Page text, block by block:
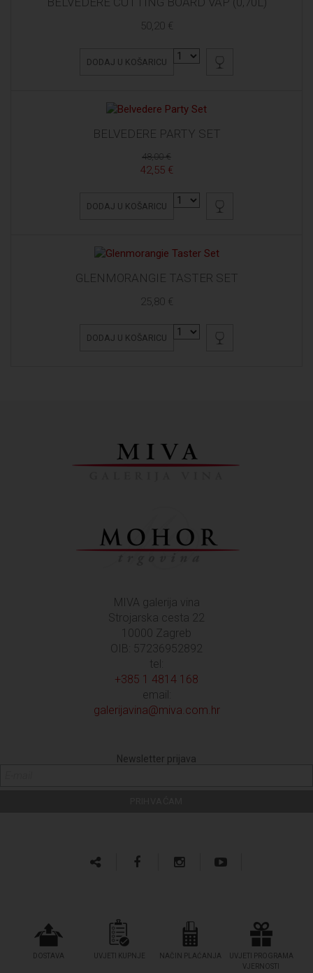
50,20 €
DODAJ U KOŠARICU
BELVEDERE PARTY SET
48,00 €
42,55 €
DODAJ U KOŠARICU
GLENMORANGIE TASTER SET
25,80 €
DODAJ U KOŠARICU
MIVA galerija vina
Strojarska cesta 22
10000 Zagreb
OIB: 57236952892
tel:
+385 1 4814 168
email:
galerijavina@miva.com.hr
Newsletter prijava
DOSTAVA UVJETI KUPNJE NAČIN PLAĆANJA
UVJETI PROGRAMA
VJERNOSTI